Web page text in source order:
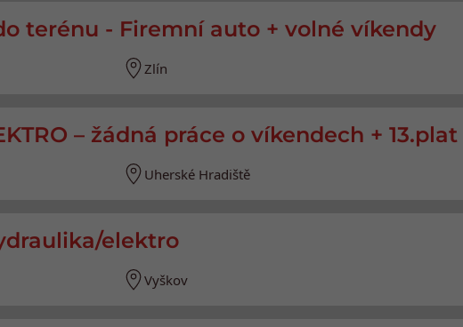
terénu - Firemní auto + volné víkendy
Zlín
– žádná práce o víkendech + 13.plat
Uherské Hradiště
elektro
Vyškov